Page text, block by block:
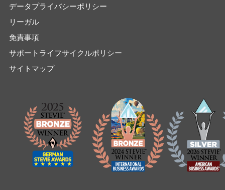
データプライバシーポリシー
リーガル
免責事項
サポートライフサイクルポリシー
サイトマップ